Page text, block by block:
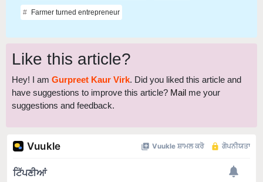
Farmer turned entrepreneur
Like this article?
Hey! I am Gurpreet Kaur Virk. Did you liked this article and
have suggestions to improve this article? Mail me your
suggestions and feedback.